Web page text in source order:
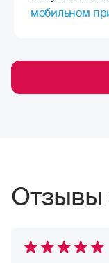
мобильном
Отзывы